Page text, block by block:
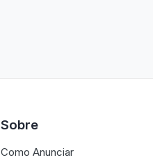
Sobre
Como Anunciar